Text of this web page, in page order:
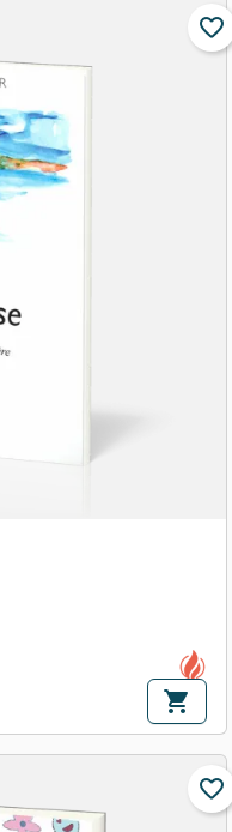
favorite_border
shopping_cart
favorite_border